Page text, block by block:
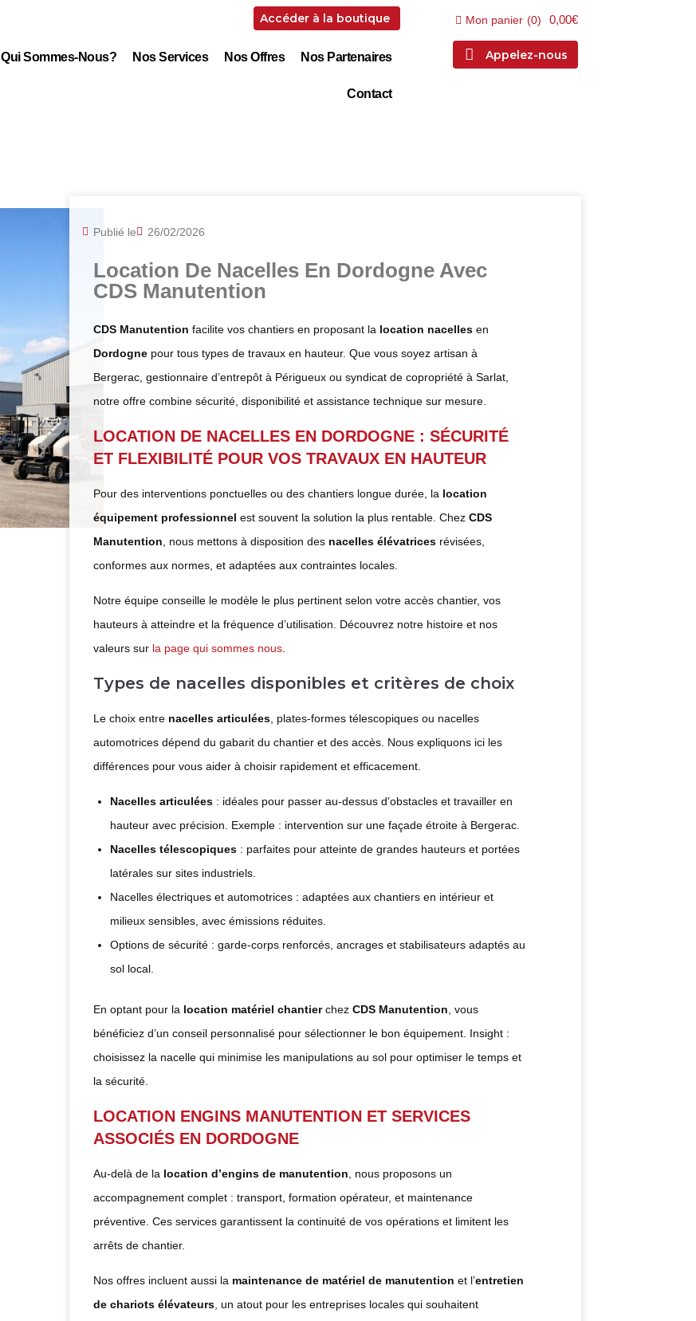
Accéder à la boutique
Qui Sommes-Nous? Nos Services Nos Offres Nos Partenaires
Contact
Mon panier (0) 0,00€
Appelez-nous
Publié le 26/02/2026
Location De Nacelles En Dordogne Avec
CDS Manutention
CDS Manutention facilite vos chantiers en proposant la location nacellesen
Dordognepour tous types de travaux en hauteur. Que vous soyez artisan à
Bergerac, gestionnaire d’entrepôt à Périgueux ou syndicat de copropriété à Sarlat,
notre offre combine sécurité, disponibilité et assistance technique sur mesure.
LOCATION DE NACELLES EN DORDOGNE : SÉCURITÉ
ET FLEXIBILITÉ POUR VOS TRAVAUX EN HAUTEUR
Pour des interventions ponctuelles ou des chantiers longue durée, la location
équipement professionnel est souvent la solution la plus rentable. Chez CDS
Manutention , nous mettons à disposition des nacelles élévatricesrévisées,
conformes aux normes, et adaptées aux contraintes locales.
Notre équipe conseille le modèle le plus pertinent selon votre accès chantier, vos
hauteurs à atteindre et la fréquence d’utilisation. Découvrez notre histoire et nos
valeurs sur la page qui sommes nous.
Types de nacelles disponibles et critères de choix
Le choix entre nacelles articulées, plates-formes télescopiques ou nacelles
automotrices dépend du gabarit du chantier et des accès. Nous expliquons ici les
différences pour vous aider à choisir rapidement et efficacement.
Nacelles articulées: idéales pour passer au-dessus d’obstacles et travailler en
hauteur avec précision. Exemple : intervention sur une façade étroite à Bergerac.
Nacelles télescopiques: parfaites pour atteinte de grandes hauteurs et portées
latérales sur sites industriels.
Nacelles électriques et automotrices : adaptées aux chantiers en intérieur et
milieux sensibles, avec émissions réduites.
Options de sécurité : garde-corps renforcés, ancrages et stabilisateurs adaptés au
sol local.
En optant pour la location matériel chantierchez CDS Manutention , vous
bénéficiez d’un conseil personnalisé pour sélectionner le bon équipement. Insight :
choisissez la nacelle qui minimise les manipulations au sol pour optimiser le temps et
la sécurité.
LOCATION ENGINS MANUTENTION ET SERVICES
ASSOCIÉS EN DORDOGNE
Au-delà de la location d’engins de manutention , nous proposons un
accompagnement complet : transport, formation opérateur, et maintenance
préventive. Ces services garantissent la continuité de vos opérations et limitent les
arrêts de chantier.
Nos offres incluent aussi la maintenance de matériel de manutention et l’entretien
de chariots élévateurs, un atout pour les entreprises locales qui souhaitent